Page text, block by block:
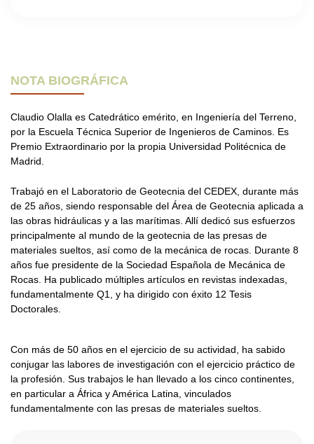
NOTA BIOGRÁFICA
Claudio Olalla es Catedrático emérito, en Ingeniería del Terreno,
por la Escuela Técnica Superior de Ingenieros de Caminos. Es
Premio Extraordinario por la propia Universidad Politécnica de
Madrid.
Trabajó en el Laboratorio de Geotecnia del CEDEX, durante más
de 25 años, siendo responsable del Área de Geotecnia aplicada a
las obras hidráulicas y a las marítimas. Allí dedicó sus esfuerzos
principalmente al mundo de la geotecnia de las presas de
materiales sueltos, así como de la mecánica de rocas. Durante 8
años fue presidente de la Sociedad Española de Mecánica de
Rocas. Ha publicado múltiples artículos en revistas indexadas,
fundamentalmente Q1, y ha dirigido con éxito 12 Tesis
Doctorales.
Con más de 50 años en el ejercicio de su actividad, ha sabido
conjugar las labores de investigación con el ejercicio práctico de
la profesión. Sus trabajos le han llevado a los cinco continentes,
en particular a África y América Latina, vinculados
fundamentalmente con las presas de materiales sueltos.